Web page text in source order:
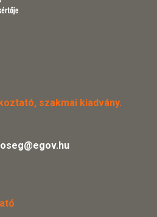
szakmai kiadvány.